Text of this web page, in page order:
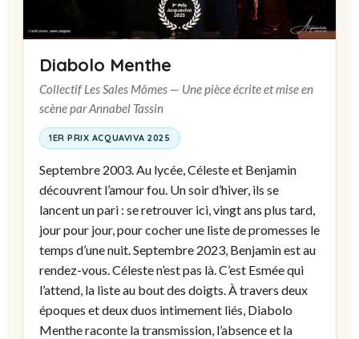
Diabolo Menthe
Collectif Les Sales Mômes — Une pièce écrite et mise en
scène par Annabel Tassin
1ER PRIX ACQUAVIVA 2025
Septembre 2003. Au lycée, Céleste et Benjamin
découvrent l’amour fou. Un soir d’hiver, ils se
lancent un pari : se retrouver ici, vingt ans plus tard,
jour pour jour, pour cocher une liste de promesses le
temps d’une nuit. Septembre 2023, Benjamin est au
rendez-vous. Céleste n’est pas là. C’est Esmée qui
l’attend, la liste au bout des doigts. À travers deux
époques et deux duos intimement liés, Diabolo
Menthe raconte la transmission, l’absence et la